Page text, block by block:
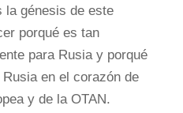
la génesis de este
porqué es tan
para Rusia y porqué
en el corazón de
y de la OTAN.